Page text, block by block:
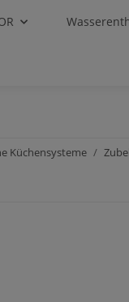
Küchensysteme